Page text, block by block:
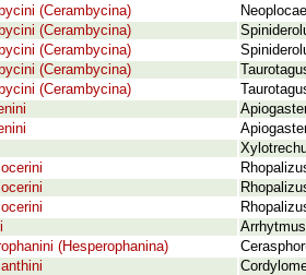
(Cerambycina)
(Cerambycina)
(Cerambycina)
(Cerambycina)
(Cerambycina)
(Hesperophanina)